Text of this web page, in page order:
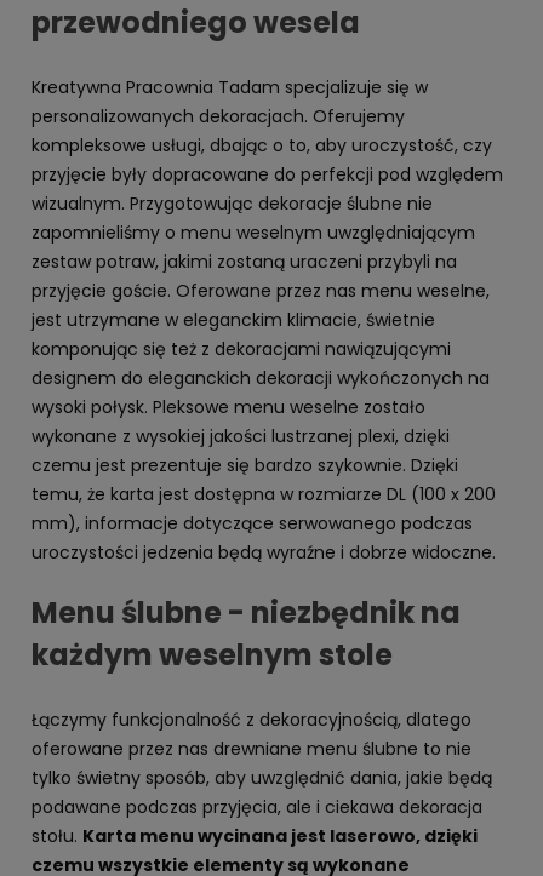
przewodniego wesela
Kreatywna Pracownia Tadam specjalizuje się w
personalizowanych dekoracjach. Oferujemy
kompleksowe usługi, dbając o to, aby uroczystość, czy
przyjęcie były dopracowane do perfekcji pod względem
wizualnym. Przygotowując dekoracje ślubne nie
zapomnieliśmy o menu weselnym uwzględniającym
zestaw potraw, jakimi zostaną uraczeni przybyli na
przyjęcie goście. Oferowane przez nas menu weselne,
jest utrzymane w eleganckim klimacie, świetnie
komponując się też z dekoracjami nawiązującymi
designem do eleganckich dekoracji wykończonych na
wysoki połysk. Pleksowe menu weselne zostało
wykonane z wysokiej jakości lustrzanej plexi, dzięki
czemu jest prezentuje się bardzo szykownie. Dzięki
temu, że karta jest dostępna w rozmiarze DL (100 x 200
mm), informacje dotyczące serwowanego podczas
uroczystości jedzenia będą wyraźne i dobrze widoczne.
Menu ślubne - niezbędnik na
każdym weselnym stole
Łączymy funkcjonalność z dekoracyjnością, dlatego
oferowane przez nas drewniane menu ślubne to nie
tylko świetny sposób, aby uwzględnić dania, jakie będą
podawane podczas przyjęcia, ale i ciekawa dekoracja
stołu. Karta menu wycinana jest laserowo, dzięki
czemu wszystkie elementy są wykonane